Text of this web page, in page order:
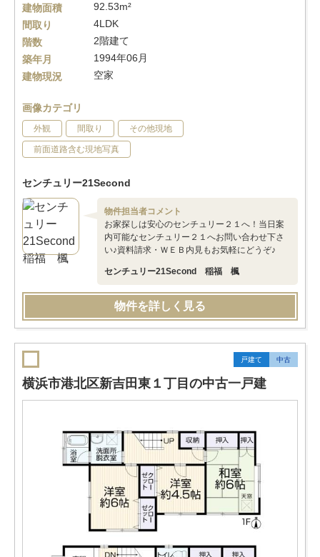
建物面積
92.53m²
間取り
4LDK
階数
2階建て
築年月
1994年06月
建物現況
空家
画像カテゴリ
外観 間取り その他現地
前面道路含む現地写真
センチュリー21Second
物件担当者コメント
お家探しは安心のセンチュリー２１へ！当日案
内可能なセンチュリー２１へお問い合わせ下さ
い♪資料請求・ＷＥＢ内見もお気軽にどうぞ♪
センチュリー21Second 稲福 楓
物件を詳しく見る
戸建て 中古
横浜市港北区新吉田東１丁目の中古一戸建